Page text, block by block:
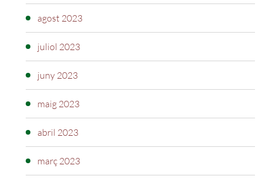
agost 2023
juliol 2023
juny 2023
maig 2023
abril 2023
març 2023